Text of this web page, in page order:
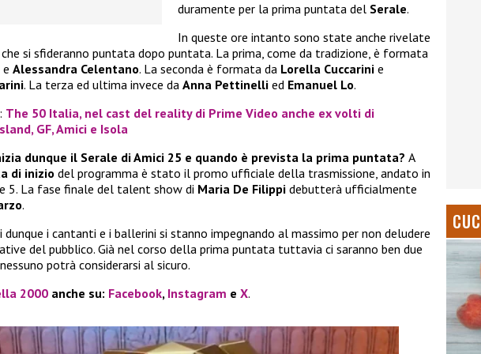
duramente per la prima puntata del Serale.
In queste ore intanto sono state anche rivelate
si sfideranno puntata dopo puntata. La prima, come da tradizione, è formata
e Alessandra Celentano. La seconda è formata da Lorella Cuccarini e
. La terza ed ultima invece da Anna Pettinelli ed Emanuel Lo.
: The 50 Italia, nel cast del reality di Prime Video anche ex volti di
GF, Amici e Isola
dunque il Serale di Amici 25 e quando è prevista la prima puntata? A
di inizio del programma è stato il promo ufficiale della trasmissione, andato in
5. La fase finale del talent show di Maria De Filippi debutterà ufficialmente
.
dunque i cantanti e i ballerini si stanno impegnando al massimo per non deludere
del pubblico. Già nel corso della prima puntata tuttavia ci saranno ben due
potrà considerarsi al sicuro.
2000 anche su: Facebook, Instagram e X.